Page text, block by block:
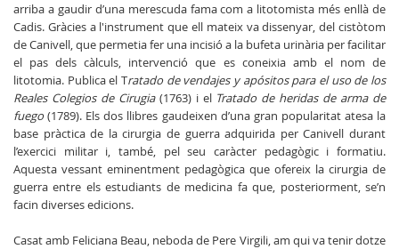
arriba a gaudir d’una merescuda fama com a litotomista més enllà de
Cadis. Gràcies a l'instrument que ell mateix va dissenyar, del cistòtom
de Canivell, que permetia fer una incisió a la bufeta urinària per facilitar
el pas dels càlculs, intervenció que es coneixia amb el nom de
litotomia. Publica el Tratado de vendajes y apósitos para el uso de los
Reales Colegios de Cirugia(1763) i el Tratado de heridas de arma de
fuego(1789). Els dos llibres gaudeixen d’una gran popularitat atesa la
base pràctica de la cirurgia de guerra adquirida per Canivell durant
l’exercici militar i, també, pel seu caràcter pedagògic i formatiu.
Aquesta vessant eminentment pedagògica que ofereix la cirurgia de
guerra entre els estudiants de medicina fa que, posteriorment, se’n
facin diverses edicions.
Casat amb Feliciana Beau, neboda de Pere Virgili, am qui va tenir dotze